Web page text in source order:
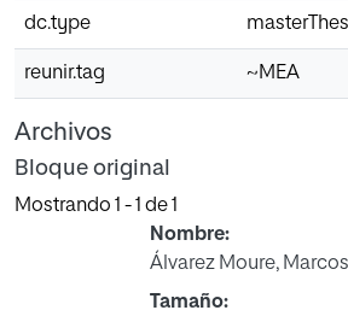
dc.type
reunir.tag ~MEA
Archivos
Bloque original
Mostrando 1 - 1 de 1
Nombre:
Álvarez Moure,
Tamaño: